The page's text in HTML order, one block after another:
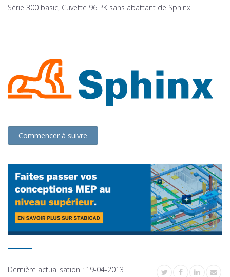
Série 300 basic, Cuvette 96 PK sans abattant de Sphinx
Commencer à suivre
Dernière actualisation : 19-04-2013